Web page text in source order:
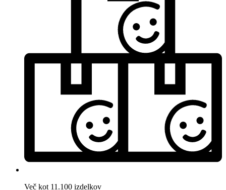
Več kot 11.100 izdelkov